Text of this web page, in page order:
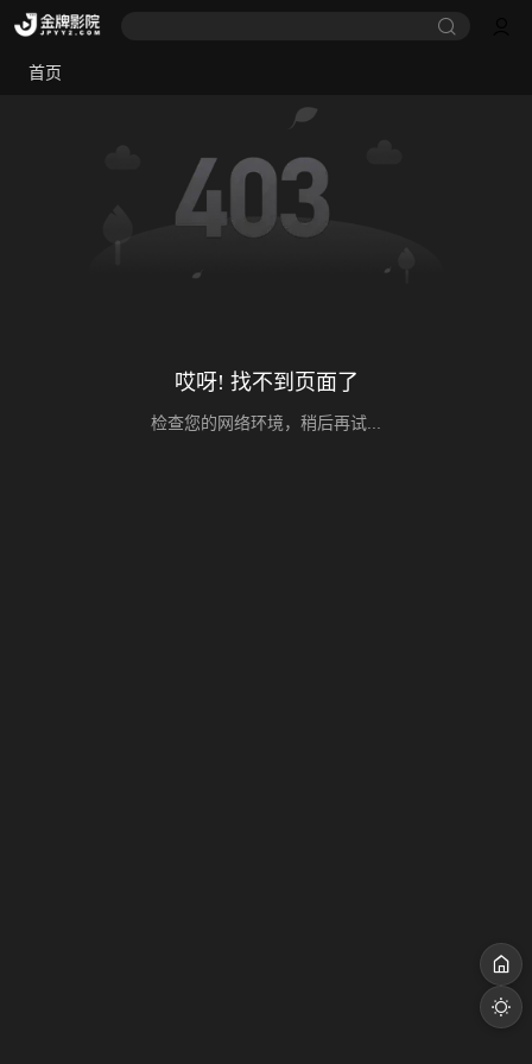
首页
哎呀! 找不到页面了
检查您的网络环境，稍后再试...